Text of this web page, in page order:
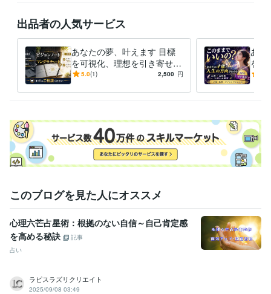
経験職種
デザイナー / Webデザイナー 経験年数 : 31年
クリエイター / 作家 経験年数 : 30年
営業 / 個人営業 経験年数 : 36年
経営・マネジメント / 経営者・CEO・COO 経験年数 : 36年
ライフスタイル・その他 / 美容師・ネイリスト・美容家
経験年数 : 3
6年
職歴
受賞歴
化粧品検定 「自宅を最強のパワースポット化」 自然の高波動に触れ
る日常 美容師 心理六芒占星術総合鑑定 心理六芒占星術スピリチュ
アル鑑定
資格・検定
美容師・管理美容師 取得年 : 1982年
日本化粧品検定2級
得意分野
占い デザイナー
英語 日常会話レベル
出品者の人気サービス
あなたの夢、叶えます 目標
を可視化、理想を引き寄せる
ビジョンノート・曼荼羅チャ
5.0(1) 2,500 円
あな
を解
聴き
このブログを見た人にオススメ
心理六芒占星術：根拠のない自信～自己肯定感
を高める秘訣
記事
占い
ラピスラズリクリエイト
2025/09/08 03:49